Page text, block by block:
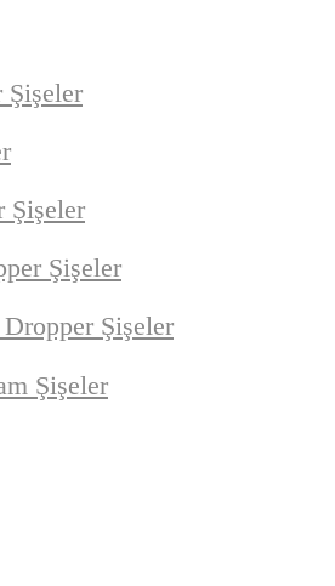
Şişeler
Şişeler
Şişeler
Şişeler
Şişeler